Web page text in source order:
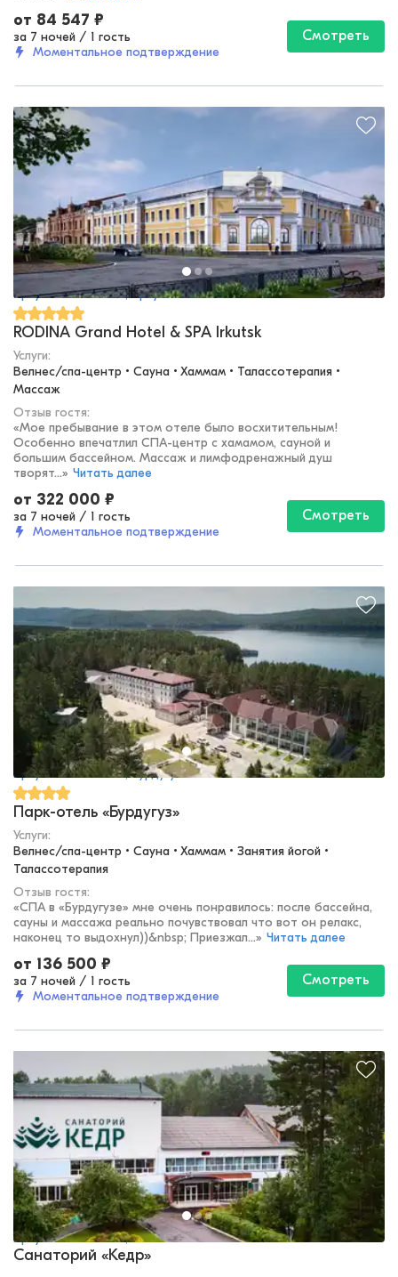
от 84 547 ₽
за 7 ночей / 1 гость
Моментальное подтверждение
Смотреть
Иркутская область, Иркутск
RODINA Grand Hotel & SPA Irkutsk
Услуги:
Велнес/спа-центр • Сауна • Хаммам • Талассотерапия •
Массаж
Отзыв гостя:
«Мое пребывание в этом отеле было восхитительным!
Особенно впечатлил СПА-центр с хамамом, сауной и
большим бассейном. Массаж и лимфодренажный душ
творят...» Читать далее
от 322 000 ₽
за 7 ночей / 1 гость
Моментальное подтверждение
Смотреть
Иркутская область, Бурдугуз
Парк-отель «Бурдугуз»
Услуги:
Велнес/спа-центр • Сауна • Хаммам • Занятия йогой •
Талассотерапия
Отзыв гостя:
«СПА в «Бурдугузе» мне очень понравилось: после бассейна,
сауны и массажа реально почувствовал что вот он релакс,
наконец то выдохнул))&nbsp; Приезжал...» Читать далее
от 136 500 ₽
за 7 ночей / 1 гость
Моментальное подтверждение
Смотреть
Иркутская область, Саянск
Санаторий «Кедр»